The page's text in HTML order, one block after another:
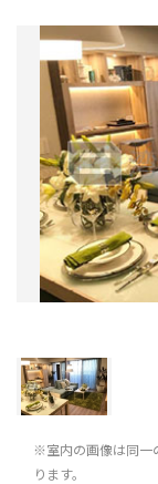
※室内の画像は同一
ります。